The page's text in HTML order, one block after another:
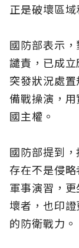
正是破壞區域
國防部表示
譴責，已成
突發狀況處
備戰操演，
國主權。
國防部提到
存在不是侵
軍事演習，
壞者，也印
的防衛戰力。